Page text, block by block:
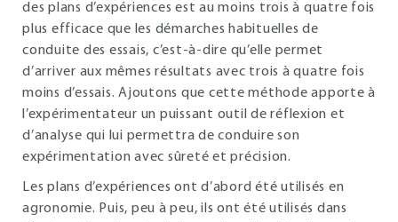
des plans d’expériences est au moins trois à quatre fois
plus efficace que les démarches habituelles de
conduite des essais, c’est-à-dire qu’elle permet
d’arriver aux mêmes résultats avec trois à quatre fois
moins d’essais. Ajoutons que cette méthode apporte à
l’expérimentateur un puissant outil de réflexion et
d’analyse qui lui permettra de conduire son
expérimentation avec sûreté et précision.
Les plans d’expériences ont d’abord été utilisés en
agronomie. Puis, peu à peu, ils ont été utilisés dans